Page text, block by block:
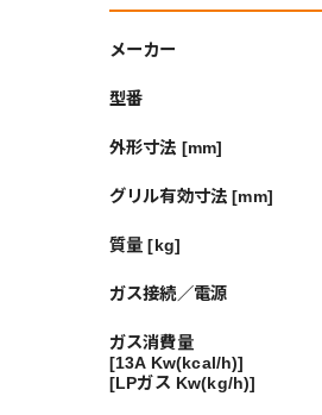
メーカー
型番
外形寸法 [mm]
グリル有効寸法 [mm]
質量 [kg]
ガス接続／電源
ガス消費量
[13A Kw(kcal/h)]
[LPガス Kw(kg/h)]